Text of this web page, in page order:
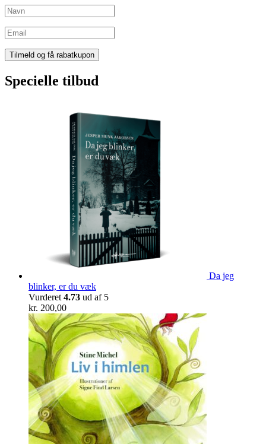
Specielle tilbud
Da jeg
blinker, er du væk
Vurderet 4.73 ud af 5
kr. 200,00